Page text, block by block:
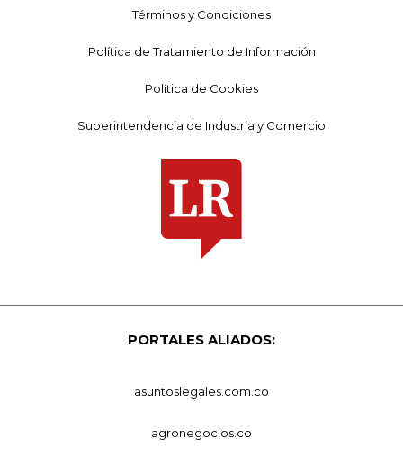
Términos y Condiciones
Política de Tratamiento de Información
Política de Cookies
Superintendencia de Industria y Comercio
PORTALES ALIADOS:
asuntoslegales.com.co
agronegocios.co